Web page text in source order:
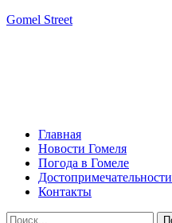
Gomel Street
Главная
Новости Гомеля
Погода в Гомеле
Достопримечательности
Контакты